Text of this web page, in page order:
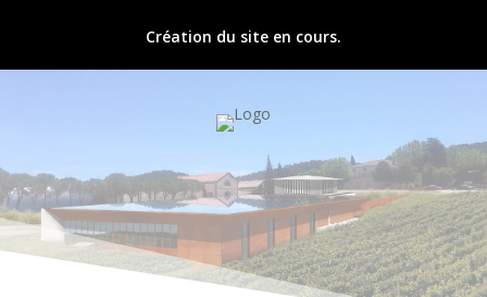
Création du site en cours.